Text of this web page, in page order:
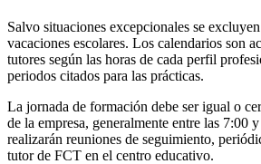
Salvo situaciones excepcionales se
vacaciones escolares. Los calendarios son
tutores según las horas de cada perfil
periodos citados para las prácticas.
La jornada de formación debe ser igual o
de la empresa, generalmente entre las 7:00
realizarán reuniones de seguimiento,
tutor de FCT en el centro educativo.